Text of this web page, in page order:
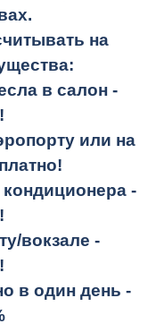
на
в салон -
или на
кондиционера -
вокзале -
в один день -